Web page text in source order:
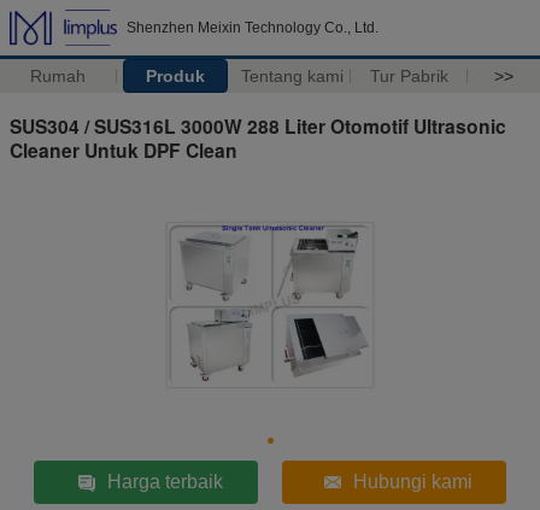
Shenzhen Meixin Technology Co., Ltd.
Rumah Produk Tentang kami Tur Pabrik >>
SUS304 / SUS316L 3000W 288 Liter Otomotif Ultrasonic
Cleaner Untuk DPF Clean
Harga terbaik Hubungi kami